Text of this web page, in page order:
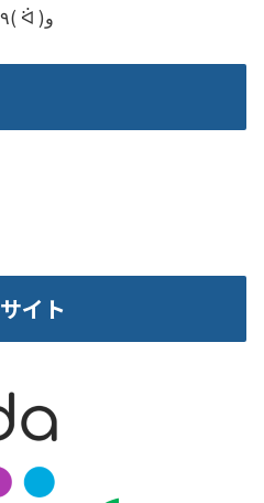
応援よろしくお願いします٩( ᐛ )و
イト